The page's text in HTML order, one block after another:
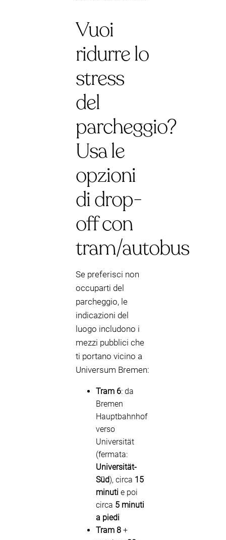
Vuoi
ridurre lo
stress
del
parcheggio?
Usa le
opzioni
di drop-
off con
tram/autobus
Se preferisci non
occuparti del
parcheggio, le
indicazioni del
luogo includono i
mezzi pubblici che
ti portano vicino a
Universum Bremen:
Tram 6: da
Bremen
Hauptbahnhof
verso
Universität
(fermata:
Universität-
Süd), circa 15
minuti e poi
circa 5 minuti
a piedi
Tram 8 +